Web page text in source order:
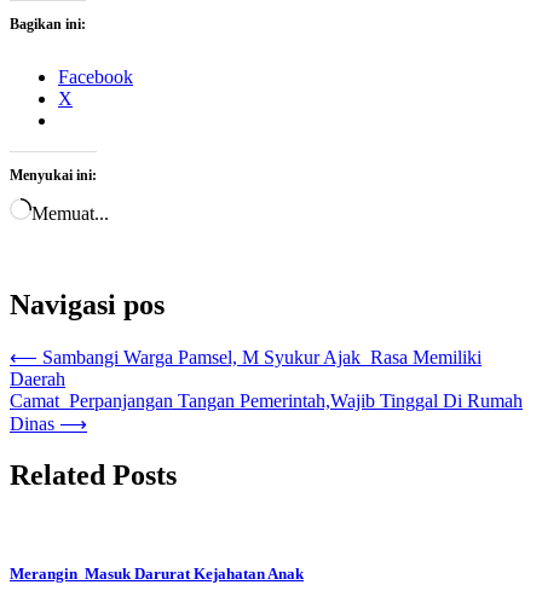
Bagikan ini:
Facebook
X
Menyukai ini:
Memuat...
Navigasi pos
⟵ Sambangi Warga Pamsel, M Syukur Ajak Rasa Memiliki
Daerah
Camat Perpanjangan Tangan Pemerintah,Wajib Tinggal Di Rumah
Dinas ⟶
Related Posts
Merangin Masuk Darurat Kejahatan Anak